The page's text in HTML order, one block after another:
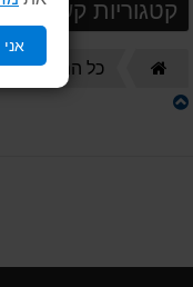
קטגוריות קשורות
כל המוצרים